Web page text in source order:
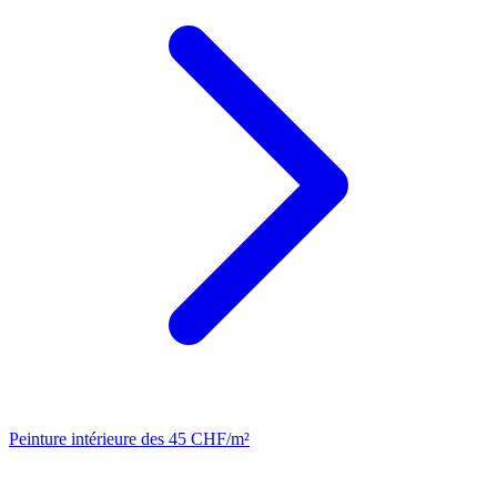
Peinture intérieure des 45 CHF/m²